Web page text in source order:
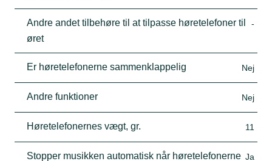
Andre andet tilbehøre til at tilpasse høretelefoner til
øret
-
Er høretelefonerne sammenklappelig Nej
Andre funktioner Nej
Høretelefonernes vægt, gr. 11
Stopper musikken automatisk når høretelefonerne Ja